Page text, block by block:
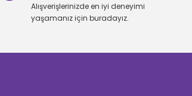
Alışverişlerinizde en iyi deneyimi
yaşamanız için buradayız.